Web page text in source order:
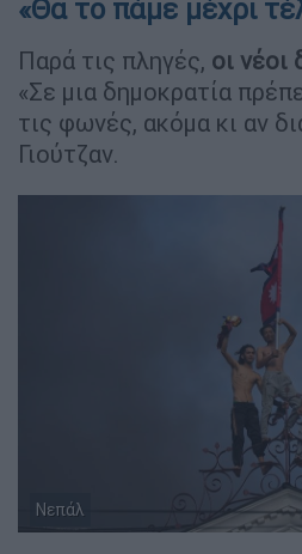
«Θα το πάμε μέχρι
Παρά τις πληγές, οι νέοι
«Σε μια δημοκρατία
τις φωνές, ακόμα κι αν
Γιούτζαν.
Νεπάλ